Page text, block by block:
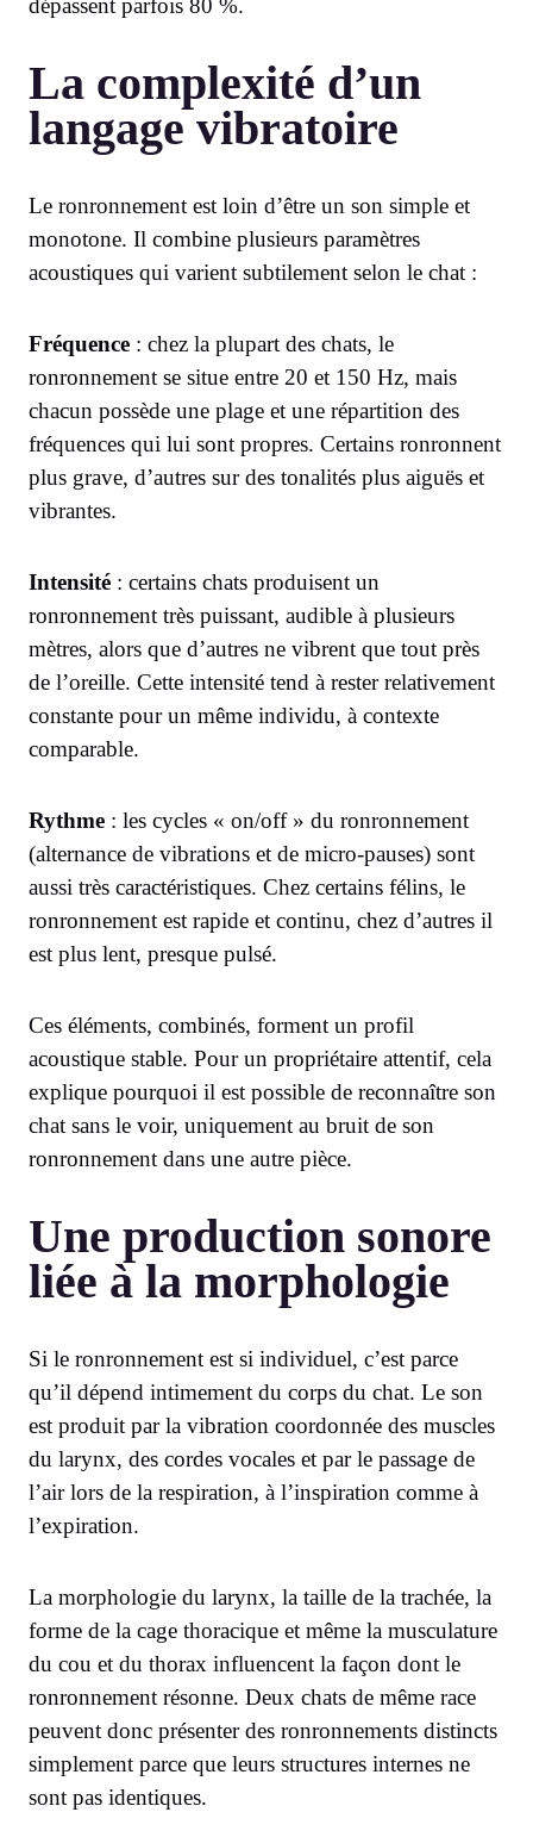
La complexité d’un
langage vibratoire
Le ronronnement est loin d’être un son simple et
monotone. Il combine plusieurs paramètres
acoustiques qui varient subtilement selon le chat :
Fréquence : chez la plupart des chats, le
ronronnement se situe entre 20 et 150 Hz, mais
chacun possède une plage et une répartition des
fréquences qui lui sont propres. Certains ronronnent
plus grave, d’autres sur des tonalités plus aiguës et
vibrantes.
Intensité : certains chats produisent un
ronronnement très puissant, audible à plusieurs
mètres, alors que d’autres ne vibrent que tout près
de l’oreille. Cette intensité tend à rester relativement
constante pour un même individu, à contexte
comparable.
Rythme : les cycles « on/off » du ronronnement
(alternance de vibrations et de micro-pauses) sont
aussi très caractéristiques. Chez certains félins, le
ronronnement est rapide et continu, chez d’autres il
est plus lent, presque pulsé.
Ces éléments, combinés, forment un profil
acoustique stable. Pour un propriétaire attentif, cela
explique pourquoi il est possible de reconnaître son
chat sans le voir, uniquement au bruit de son
ronronnement dans une autre pièce.
Une production sonore
liée à la morphologie
Si le ronronnement est si individuel, c’est parce
qu’il dépend intimement du corps du chat. Le son
est produit par la vibration coordonnée des muscles
du larynx, des cordes vocales et par le passage de
l’air lors de la respiration, à l’inspiration comme à
l’expiration.
La morphologie du larynx, la taille de la trachée, la
forme de la cage thoracique et même la musculature
du cou et du thorax influencent la façon dont le
ronronnement résonne. Deux chats de même race
peuvent donc présenter des ronronnements distincts
simplement parce que leurs structures internes ne
sont pas identiques.